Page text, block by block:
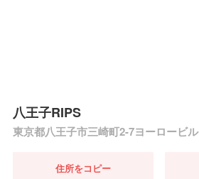
八王子RIPS
東京都八王子市三崎町2-7ヨーロービル
住所をコピー